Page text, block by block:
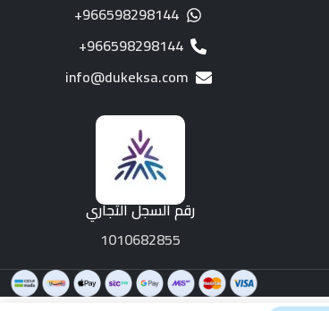
966598298144+
966598298144+
info@dukeksa.com
رقم السجل التجاري
1010682855